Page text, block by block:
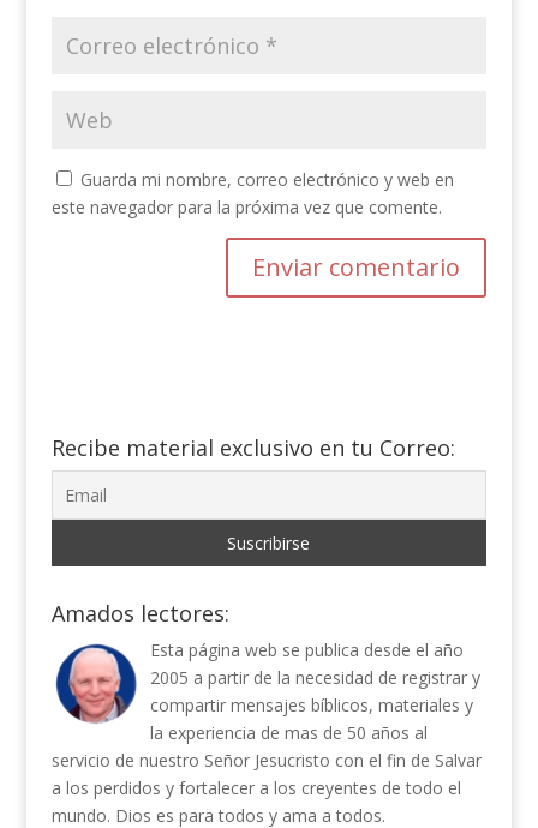
Guarda mi nombre, correo electrónico y web en
este navegador para la próxima vez que comente.
Recibe material exclusivo en tu Correo:
Amados lectores:
Esta página web se publica desde el año
2005 a partir de la necesidad de registrar y
compartir mensajes bíblicos, materiales y
la experiencia de mas de 50 años al
servicio de nuestro Señor Jesucristo con el fin de Salvar
a los perdidos y fortalecer a los creyentes de todo el
mundo. Dios es para todos y ama a todos.